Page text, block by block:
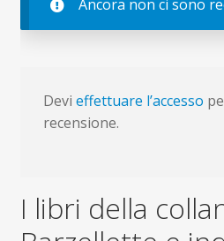
Ancora non ci sono
Devi effettuare l’accesso
recensione.
I libri della